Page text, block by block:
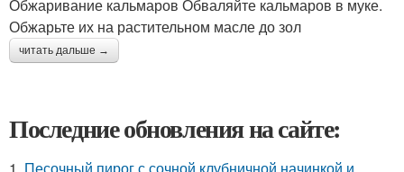
Обжаривание кальмаров Обваляйте кальмаров в муке.
Обжарьте их на растительном масле до зол
читать дальше →
Последние обновления на сайте: